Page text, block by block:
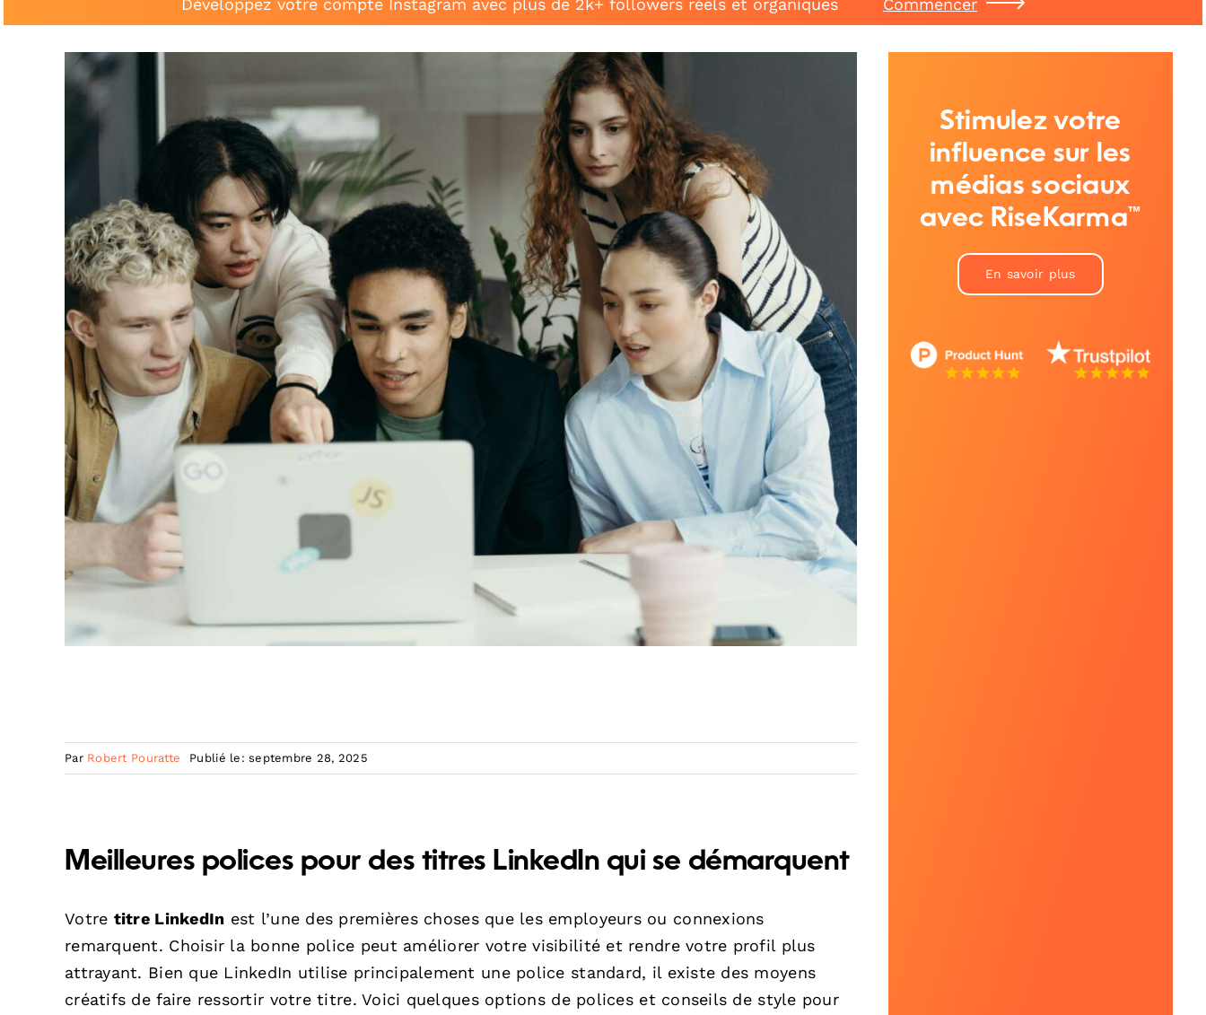
Développez votre compte Instagram avec plus de 2k+ followers réels et organiques Commencer
Par Robert Pouratte Publié le: septembre 28, 2025
Meilleures polices pour des titres LinkedIn qui se démarquent
Votre titre LinkedIn est l’une des premières choses que les employeurs ou connexions
remarquent. Choisir la bonne police peut améliorer votre visibilité et rendre votre profil plus
attrayant. Bien que LinkedIn utilise principalement une police standard, il existe des moyens
créatifs de faire ressortir votre titre. Voici quelques options de polices et conseils de style pour
Stimulez votre
influence sur les
médias sociaux
avec RiseKarma™
En savoir plus